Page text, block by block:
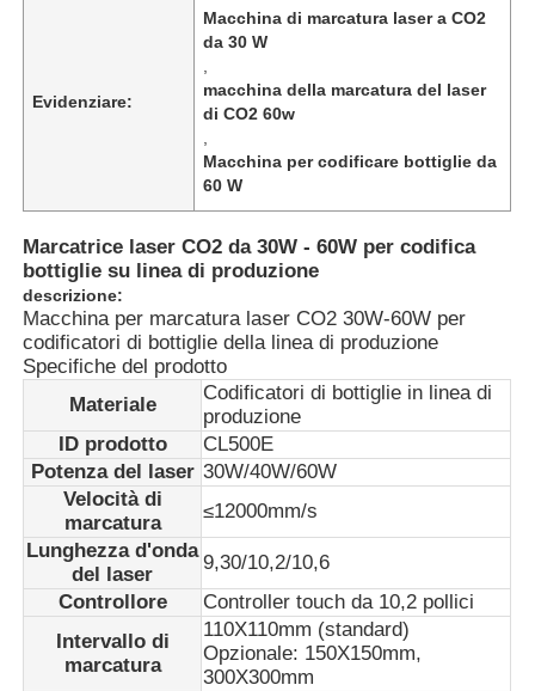
Casa
Prodotti
Evidenziare:
Macchina di marcatura laser a CO2
da 30 W
macchina della marcatura del laser
di CO2 60w
Macchina per codificare bottiglie da
60 W
Marcatrice laser CO2 da 30W - 60W per codifica
bottiglie su linea di produzione
descrizione:
Macchina per marcatura laser CO2 30W-60W per
codificatori di bottiglie della linea di produzione
Specifiche del prodotto
Materiale
Codificatori di bottiglie in linea di
produzione
ID prodotto
CL500E
Potenza del laser 30W/40W/60W
Velocità di
marcatura
≤12000mm/s
Lunghezza d'onda
del laser
9,30/10,2/10,6
Controllore
Controller touch da 10,2 pollici
Intervallo di
marcatura
110X110mm (standard)
Opzionale: 150X150mm,
300X300mm